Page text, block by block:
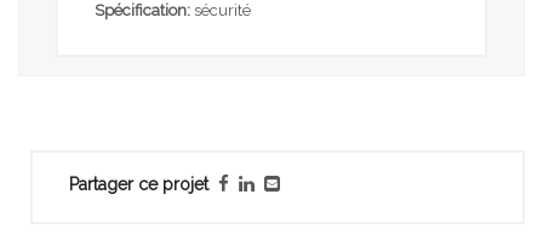
Partager ce projet
Spécification: sécurité